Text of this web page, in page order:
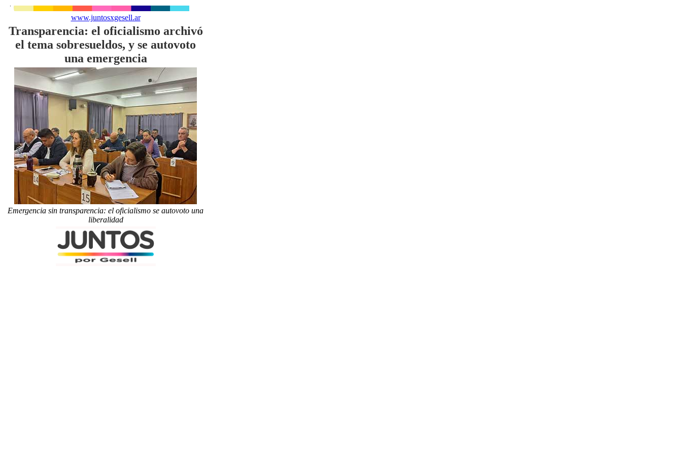
www.juntosxgesell.ar
Transparencia: el oficialismo archivó
el tema sobresueldos, y se autovoto
una emergencia
Emergencia sin transparencia: el oficialismo se autovoto una
liberalidad